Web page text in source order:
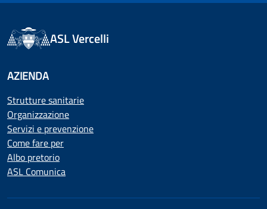
ASL Vercelli
AZIENDA
Strutture sanitarie
Organizzazione
Servizi e prevenzione
Come fare per
Albo pretorio
ASL Comunica